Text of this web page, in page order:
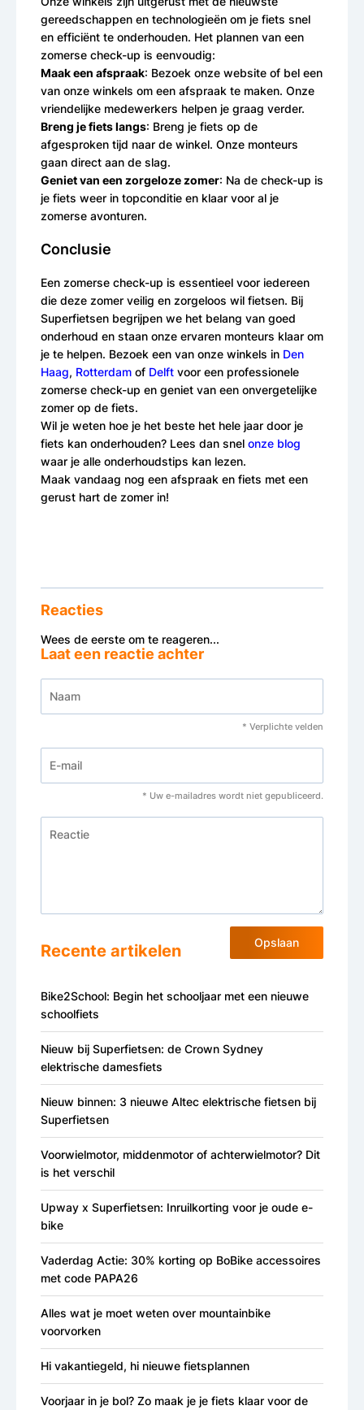
gereedschappen en technologieën om je fiets snel
en efficiënt te onderhouden. Het plannen van een
zomerse check-up is eenvoudig:
Maak een afspraak: Bezoek onze website of bel een
van onze winkels om een afspraak te maken. Onze
vriendelijke medewerkers helpen je graag verder.
Breng je fiets langs: Breng je fiets op de
afgesproken tijd naar de winkel. Onze monteurs
gaan direct aan de slag.
Geniet van een zorgeloze zomer: Na de check-up is
je fiets weer in topconditie en klaar voor al je
zomerse avonturen.
Conclusie
Een zomerse check-up is essentieel voor iedereen
die deze zomer veilig en zorgeloos wil fietsen. Bij
Superfietsen begrijpen we het belang van goed
onderhoud en staan onze ervaren monteurs klaar om
je te helpen. Bezoek een van onze winkels in Den
Haag, Rotterdam of Delft voor een professionele
zomerse check-up en geniet van een onvergetelijke
zomer op de fiets.
Wil je weten hoe je het beste het hele jaar door je
fiets kan onderhouden? Lees dan snel onze blog
waar je alle onderhoudstips kan lezen.
Maak vandaag nog een afspraak en fiets met een
gerust hart de zomer in!
Reacties
Wees de eerste om te reageren...
Laat een reactie achter
* Verplichte velden
* Uw e-mailadres wordt niet gepubliceerd.
Opslaan
Recente artikelen
Bike2School: Begin het schooljaar met een nieuwe
schoolfiets
Nieuw bij Superfietsen: de Crown Sydney
elektrische damesfiets
Nieuw binnen: 3 nieuwe Altec elektrische fietsen bij
Superfietsen
Voorwielmotor, middenmotor of achterwielmotor? Dit
is het verschil
Upway x Superfietsen: Inruilkorting voor je oude e-
bike
Vaderdag Actie: 30% korting op BoBike accessoires
met code PAPA26
Alles wat je moet weten over mountainbike
voorvorken
Hi vakantiegeld, hi nieuwe fietsplannen
Voorjaar in je bol? Zo maak je je fiets klaar voor de